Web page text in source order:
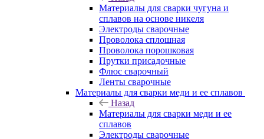
Материалы для сварки чугуна и
сплавов на основе никеля
Электроды сварочные
Проволока сплошная
Проволока порошковая
Прутки присадочные
Флюс сварочный
Ленты сварочные
Материалы для сварки меди и ее сплавов
Назад
Материалы для сварки меди и ее
сплавов
Электроды сварочные